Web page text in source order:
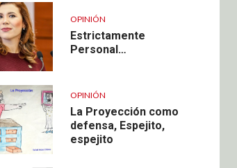
OPINIÓN
Estrictamente
Personal…
OPINIÓN
La Proyección como
defensa, Espejito,
espejito